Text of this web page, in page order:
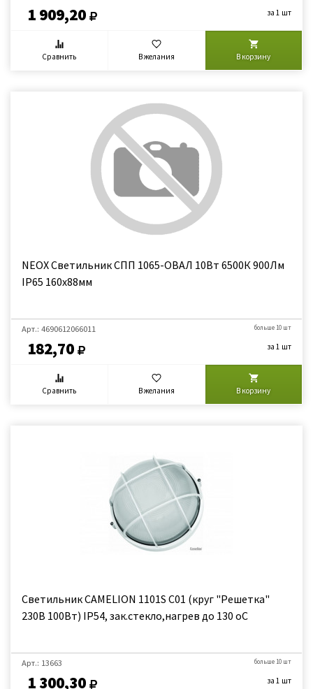
1 909,20 за 1 шт
Сравнить В желания В корзину
NEOX Светильник СПП 1065-ОВАЛ 10Вт 6500К 900Лм
IP65 160х88мм
Арт.: 4690612066011
182,70
больше 10 шт
за 1 шт
Сравнить В желания В корзину
Светильник CAMELION 1101S C01 (круг "Решетка"
230В 100Вт) IP54, зак.стекло,нагрев до 130 оС
Арт.: 13663
1 300,30
больше 10 шт
за 1 шт